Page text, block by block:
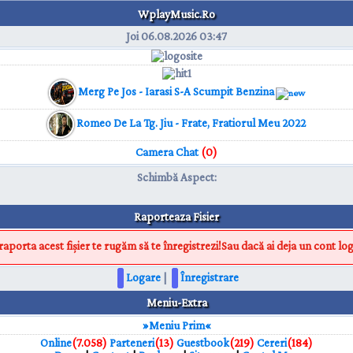
WplayMusic.Ro
Joi 06.08.202603:47
Merg Pe Jos - Iarasi S-A Scumpit Benzina
Romeo De La Tg. Jiu - Frate, Fratiorul Meu 2022
Camera Chat(0)
Schimbă Aspect:
Raporteaza Fisier
acest fișier te rugăm să te înregistrezi!Sau dacă ai deja un cont
Logare|
Înregistrare
Meniu-Extra
»Meniu Prim«
Online(7.058) Parteneri(13) Guestbook(219) Cereri(184)